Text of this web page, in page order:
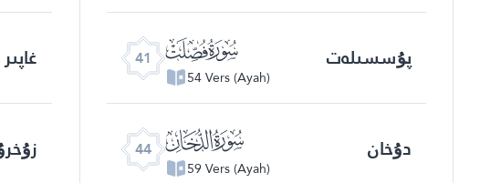
غاپىر 41 ﯖ
54 Vers (Ayah)
پۇسسىلەت
44 ﯙ
59 Vers (Ayah)
دۇخان